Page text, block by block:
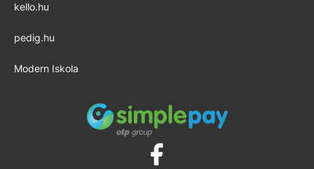
kello.hu
pedig.hu
Modern Iskola